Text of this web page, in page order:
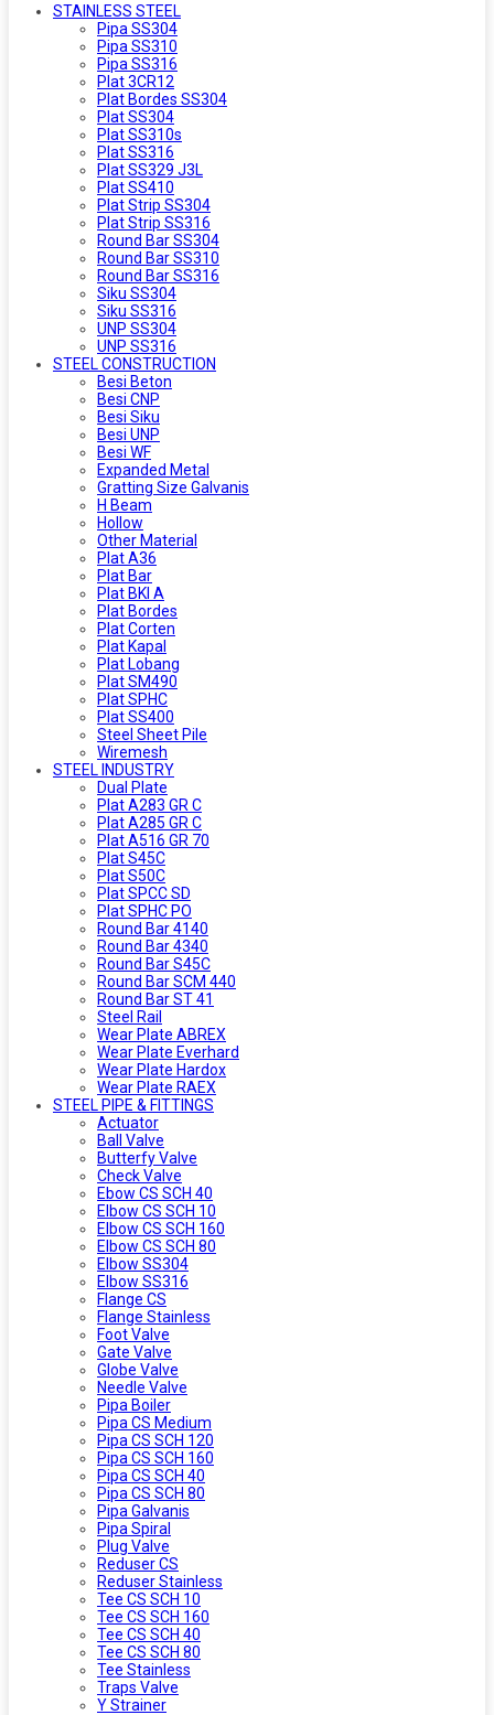
STAINLESS STEEL
Pipa SS304
Pipa SS310
Pipa SS316
Plat 3CR12
Plat Bordes SS304
Plat SS304
Plat SS310s
Plat SS316
Plat SS329 J3L
Plat SS410
Plat Strip SS304
Plat Strip SS316
Round Bar SS304
Round Bar SS310
Round Bar SS316
Siku SS304
Siku SS316
UNP SS304
UNP SS316
STEEL CONSTRUCTION
Besi Beton
Besi CNP
Besi Siku
Besi UNP
Besi WF
Expanded Metal
Gratting Size Galvanis
H Beam
Hollow
Other Material
Plat A36
Plat Bar
Plat BKI A
Plat Bordes
Plat Corten
Plat Kapal
Plat Lobang
Plat SM490
Plat SPHC
Plat SS400
Steel Sheet Pile
Wiremesh
STEEL INDUSTRY
Dual Plate
Plat A283 GR C
Plat A285 GR C
Plat A516 GR 70
Plat S45C
Plat S50C
Plat SPCC SD
Plat SPHC PO
Round Bar 4140
Round Bar 4340
Round Bar S45C
Round Bar SCM 440
Round Bar ST 41
Steel Rail
Wear Plate ABREX
Wear Plate Everhard
Wear Plate Hardox
Wear Plate RAEX
STEEL PIPE & FITTINGS
Actuator
Ball Valve
Butterfy Valve
Check Valve
Ebow CS SCH 40
Elbow CS SCH 10
Elbow CS SCH 160
Elbow CS SCH 80
Elbow SS304
Elbow SS316
Flange CS
Flange Stainless
Foot Valve
Gate Valve
Globe Valve
Needle Valve
Pipa Boiler
Pipa CS Medium
Pipa CS SCH 120
Pipa CS SCH 160
Pipa CS SCH 40
Pipa CS SCH 80
Pipa Galvanis
Pipa Spiral
Plug Valve
Reduser CS
Reduser Stainless
Tee CS SCH 10
Tee CS SCH 160
Tee CS SCH 40
Tee CS SCH 80
Tee Stainless
Traps Valve
Y Strainer